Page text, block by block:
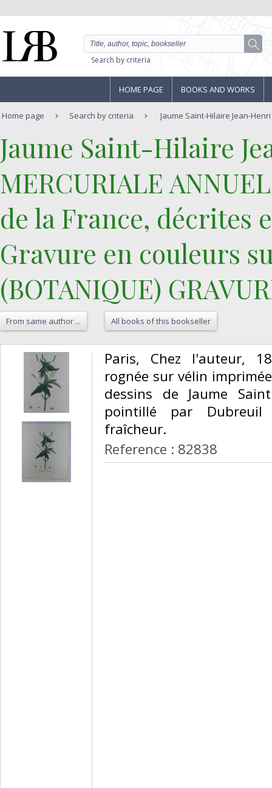
Search by criteria
HOME PAGE BOOKS AND WORKS
Home page Search by criteria Jaume Saint-Hilaire Jean-Henri
‎Jaume Saint-Hilaire
‎MERCURIALE
de la France, décrites
Gravure en couleurs
(BOTANIQUE)
From same author ... All books of this bookseller
‎Paris, Chez l'auteur,
rognée sur vélin
dessins de Jaume
pointillé par
fraîcheur. ‎
Reference : 82838